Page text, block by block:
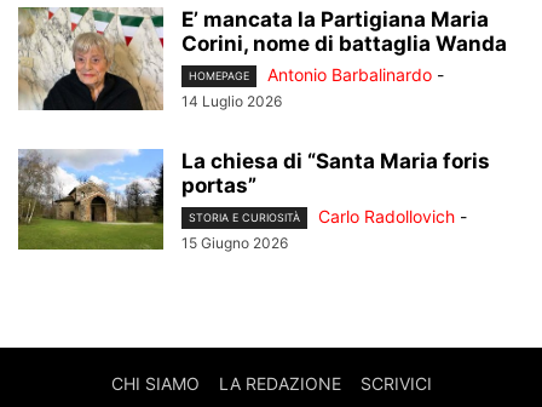
E’ mancata la Partigiana Maria
Corini, nome di battaglia Wanda
HOMEPAGE Antonio Barbalinardo -
14 Luglio 2026
La chiesa di “Santa Maria foris
portas”
STORIA E CURIOSITÀ Carlo Radollovich -
15 Giugno 2026
CHI SIAMO LA REDAZIONE SCRIVICI